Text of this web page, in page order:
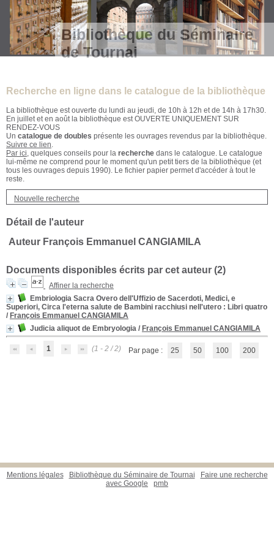
Bibliothèque du Séminaire
de Tournai
Recherche en ligne dans le catalogue de la bibliothèque
La bibliothèque est ouverte du lundi au jeudi, de 10h à 12h et de 14h à 17h30.
En juillet et en août la bibliothèque est OUVERTE UNIQUEMENT SUR
RENDEZ-VOUS
Un catalogue de doubles présente les ouvrages revendus par la bibliothèque.
Suivre ce lien.
Par ici, quelques conseils pour la recherche dans le catalogue. Le catalogue
lui-même ne comprend pour le moment qu'un petit tiers de la bibliothèque (et
tous les ouvrages depuis 1990). Le fichier papier permet d'accéder à tout le
reste.
Nouvelle recherche
Détail de l'auteur
Auteur François Emmanuel CANGIAMILA
Documents disponibles écrits par cet auteur (2)
Affiner la recherche
Embriologia Sacra Overo dell'Uffizio de Sacerdoti, Medici, e
Superiori, Circa l'eterna salute de Bambini racchiusi nell'utero : Libri quatro
/ François Emmanuel CANGIAMILA
Judicia aliquot de Embryologia / François Emmanuel CANGIAMILA
1 (1 - 2 / 2) Par page : 25 50 100 200
Mentions légales Bibliothèque du Séminaire de Tournai
Faire une recherche
avec Google
pmb